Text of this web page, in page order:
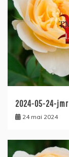
2024-05-24-jmr
24 mai 2024